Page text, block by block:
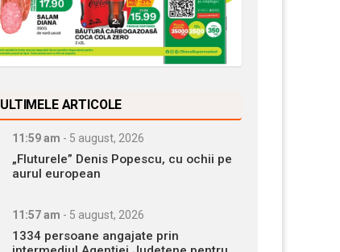
ULTIMELE ARTICOLE
11:59 am - 5 august, 2026
„Fluturele” Denis Popescu, cu ochii pe
aurul european
11:57 am - 5 august, 2026
1334 persoane angajate prin